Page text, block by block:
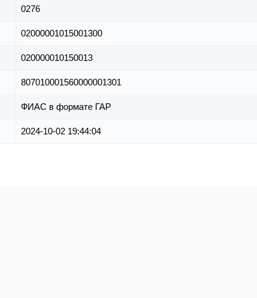
0276
02000001015001300
020000010150013
807010001560000001301
ФИАС в формате ГАР
2024-10-02 19:44:04